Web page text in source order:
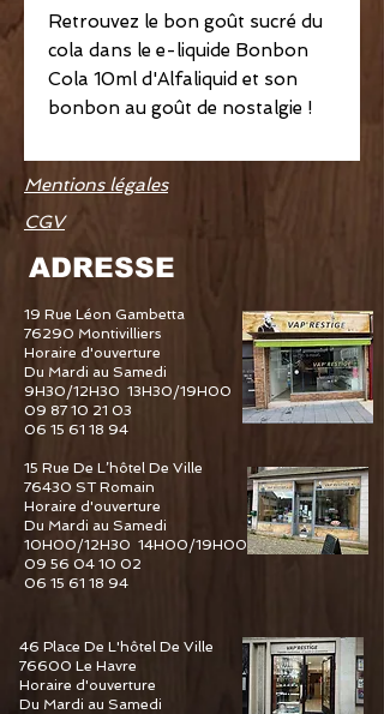
Retrouvez le bon goût sucré du
cola dans le e-liquide Bonbon
Cola 10ml d'Alfaliquid et son
bonbon au goût de nostalgie !
Mentions légales
CGV
ADRESSE
19 Rue Léon Gambetta
76290 Montivilliers
Horaire d'ouverture
Du Mardi au Samedi
9H30/12H30 13H30/19H00
09 87 10 21 03
06 15 61 18 94
15 Rue De L’hôtel De Ville
76430 ST Romain
Horaire d'ouverture
Du Mardi au Samedi
10H00/12H30 14H00/19H00
09 56 04 10 02
06 15 61 18 94
46 Place De L'hôtel De Ville
76600 Le Havre
Horaire d'ouverture
Du Mardi au Samedi